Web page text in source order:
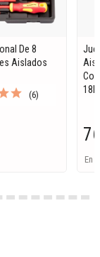
De 8
Aislados
(6)
En